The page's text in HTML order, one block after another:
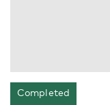
Completed